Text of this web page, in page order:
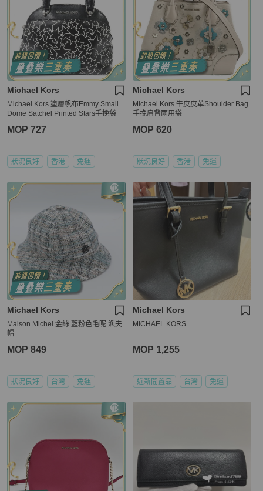
Michael Kors
Michael Kors 塗層帆布Emmy Small
Dome Satchel Printed Stars手挽袋
MOP 727
狀況良好 香港 免運
Michael Kors
Michael Kors 牛皮皮革Shoulder Bag
手挽肩背兩用袋
MOP 620
狀況良好 香港 免運
Michael Kors
Maison Michel 金絲 藍粉色毛呢 漁夫
帽
MOP 849
狀況良好 台灣 免運
Michael Kors
MICHAEL KORS
MOP 1,255
近新閒置品 台灣 免運